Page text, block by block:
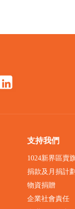
支持我們
1024新界區賣
捐款及月捐計劃
物資捐贈
企業社會責任